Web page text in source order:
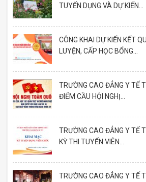
TUYỂN DỤNG VÀ DỰ KIẾN...
CÔNG KHAI DỰ KIẾN KẾT
LUYỆN, CẤP HỌC BỔNG...
TRƯỜNG CAO ĐẲNG Y TẾ
ĐIỂM CẦU HỘI NGHỊ...
TRƯỜNG CAO ĐẲNG Y TẾ
KỲ THI TUYỂN VIÊN...
TRƯỜNG CAO ĐẲNG Y TẾ